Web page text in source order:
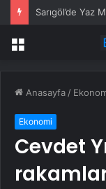
Sarıgöl’de Yaz
Menü
Anasayfa /
Ekonomi
Cevdet